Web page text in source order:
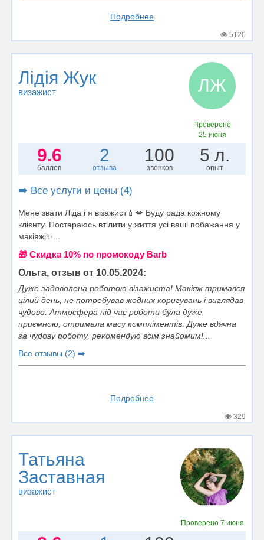
Подробнее
5120
Лідія Жук
визажист ЛЖ
Проверено
25 июня
9.6
баллов
2
отзыва
100
звонков
5 л.
опыт
➡️ Все услуги и цены (4)
Мене звати Ліда і я візажист💄💋 Буду рада кожному
клієнту. Постараюсь втілити у життя усі ваші побажання у
макіяжі✨...
🎁 Cкидка 10% по промокоду Barb
Ольга, отзыв от 10.05.2024:
Дуже задоволена роботою візажиста! Макіяж тримався
цілий день, не потребував жодних коригувань і виглядав
чудово. Атмосфера під час роботи була дуже
приємною, отримала масу компліментів. Дуже вдячна
за чудову роботу, рекомендую всім знайомим!...
Все отзывы (2) ➡️
Подробнее
329
Татьяна
Заставная
визажист
Проверено 7 июня